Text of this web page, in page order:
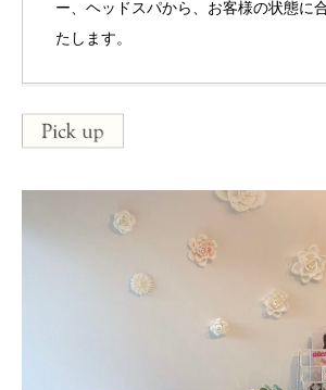
ー、ヘッドスパから、お客様の状態に
たします。